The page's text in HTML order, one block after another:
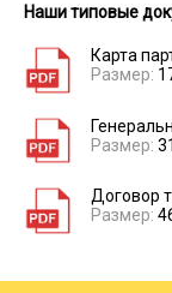
Наши типовые
Карта
Размер:
Размер:
Договор
Размер: